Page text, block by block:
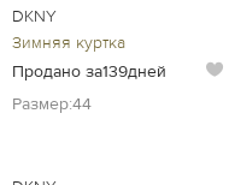
DKNY
Зимняя куртка
Продано за139дней
Размер:44